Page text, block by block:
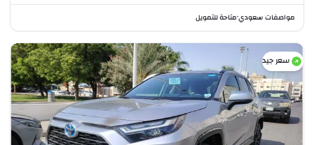
مواصفات سعودي•متاحة للتمويل
سعر جيد